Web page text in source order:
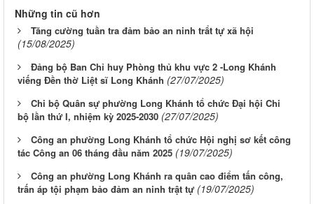
Những tin cũ hơn
Tăng cường tuần tra đảm bảo an ninh trẩt tự xã hội
(15/08/2025)
Đảng bộ Ban Chỉ huy Phòng thủ khu vực 2 -Long Khánh
viếng Đền thờ Liệt sĩ Long Khánh (27/07/2025)
Chi bộ Quân sự phường Long Khánh tổ chức Đại hội Chi
bộ lần thứ I, nhiệm kỳ 2025-2030 (27/07/2025)
Công an phường Long Khánh tổ chức Hội nghị sơ kết công
tác Công an 06 tháng đầu năm 2025 (19/07/2025)
Công an phường Long Khánh ra quân cao điểm tấn công,
trấn áp tội phạm bảo đảm an ninh trật tự (19/07/2025)